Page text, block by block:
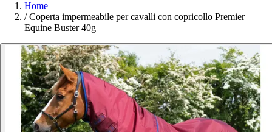
Home
/ Coperta impermeabile per cavalli con copricollo Premier
Equine Buster 40g